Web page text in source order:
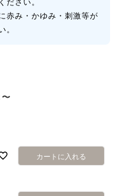
赤み・かゆみ・刺激等が
。
〜
カートに入れる